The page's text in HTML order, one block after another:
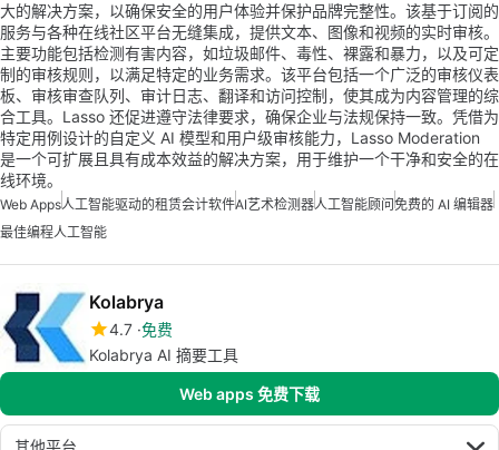
大的解决方案，以确保安全的用户体验并保护品牌完整性。该基于订阅的
服务与各种在线社区平台无缝集成，提供文本、图像和视频的实时审核。
主要功能包括检测有害内容，如垃圾邮件、毒性、裸露和暴力，以及可定
制的审核规则，以满足特定的业务需求。该平台包括一个广泛的审核仪表
板、审核审查队列、审计日志、翻译和访问控制，使其成为内容管理的综
合工具。Lasso 还促进遵守法律要求，确保企业与法规保持一致。凭借为
特定用例设计的自定义 AI 模型和用户级审核能力，Lasso Moderation
是一个可扩展且具有成本效益的解决方案，用于维护一个干净和安全的在
线环境。
Web Apps人工智能驱动的租赁会计软件AI艺术检测器人工智能顾问免费的 AI 编辑器
最佳编程人工智能
Kolabrya
4.7 免费
Kolabrya AI 摘要工具
Web apps 免费下载
其他平台